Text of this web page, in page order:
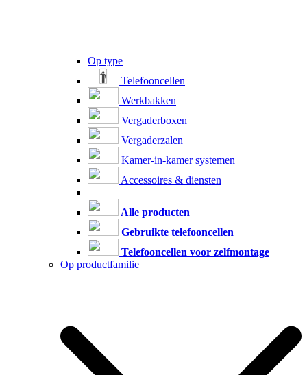
Op type
Telefooncellen
Werkbakken
Vergaderboxen
Vergaderzalen
Kamer-in-kamer systemen
Accessoires & diensten
Alle producten
Gebruikte telefooncellen
Telefooncellen voor zelfmontage
Op productfamilie